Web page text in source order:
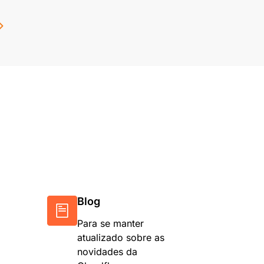
Blog
Para se manter
atualizado sobre as
novidades da